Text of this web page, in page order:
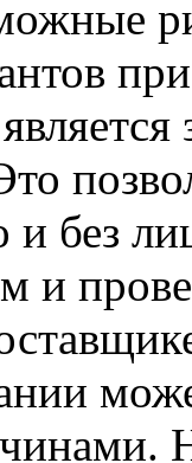
и без
и